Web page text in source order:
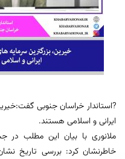
?استاندار خراسان جنوبی
ایرانی و اسلامی هستند.
ملانوری با بیان این مطلب در
خاطرنشان کرد: بررسی تاریخ